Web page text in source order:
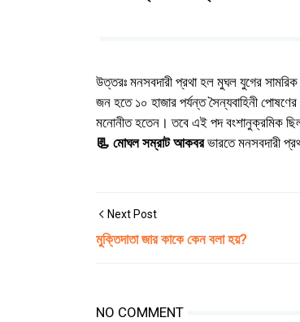
উত্তরঃ মনসবদারী প্রথা হল মুঘল যুগের
জন হতে ১০ হাজার পর্যন্ত সৈন্যবাহিনী
মনোনীত হতেন। তবে এই পদ বংশানুক্রমিক
📃 মোঘল সম্রাট আকবরভারতে মনসবদারী
Next Post
মুক্তিদাতা জার কাকে কেন বলা হয়?
NO COMMENT